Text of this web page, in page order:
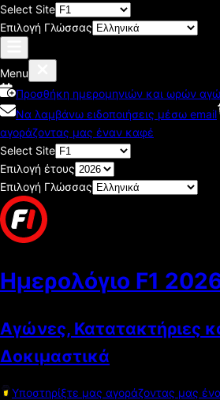
Select Site
Επιλογή Γλώσσας
Menu
Προσθήκη ημερομηνιών και ωρών
Να λαμβάνω ειδοποιήσεις μέσω email
αγοράζοντας μας έναν καφέ
Select Site
Επιλογή έτους
Επιλογή Γλώσσας
Ημερολόγιο F1
Αγώνες, Κατατακτήριες
Δοκιμαστικά
Υποστηρίξτε μας αγοράζοντας μας